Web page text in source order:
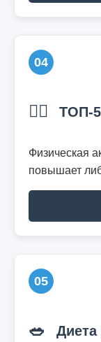
04
🏃‍♂️ ТОП-5
Физическая
повышает
05
🥗 Диета